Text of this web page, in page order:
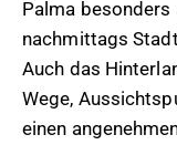
Palma
nachmittags
Auch das
Wege,
einen